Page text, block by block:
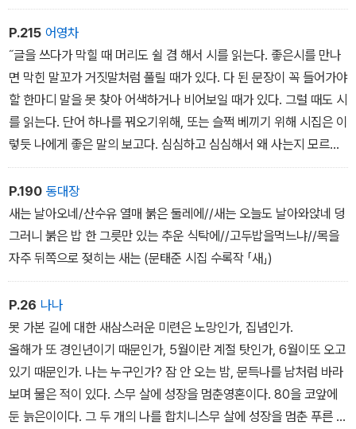
라는 다음과 같은 시이다.
다시 태어나면/무엇이 되고 싶은가/젊은 눈망울들/나를 바라보며 물
었다/다시 태어나면/일잘하는 사내를 만나/깊고 깊은 샨골에서/농사
짓고 살고 싶다/내 대답/돌아가는 길에/그들은 울었다고 전해 들었
다/왜 울었을까/(…)
이렇게 묻고 나서 본질을 향한 회귀본능, 순리에 대한 그리움 때문에
울었을 거라고 해석까지 해놓으셨다.
나는 사람으로 다시 태어나고 싶지 않으니까 다음 세상에하고 싶은
것도 없는 대신 내가 십 년만 더 젊어질 수 있다면꼭 해보고 싶은 게
다. 깊고 깊은 산골에서, 그까짓 마당쇠는 있어도 그만 없어도 그만,
나 혼자 먹고살 만큼의 농사를 짓고 살고 싶다.
깊고 깊은 산골에서 세금 걱정도 안 하고 대통령이 누군지 얼굴도 이
름도 모르고 살고 싶다. 신역이 고되 몸보신 하고 싶으면 기르던 누렁
이라도 잡아먹으며 살다가 어느 날 고요히 땅으로 스미고 싶다.
P.215 어영차
˝글을 쓰다가 막힐 때 머리도 쉴 겸 해서 시를 읽는다. 좋은시를 만나
면 막힌 말꼬가 거짓말처럼 풀릴 때가 있다. 다 된 문장이 꼭 들어가야
할 한마디 말을 못 찾아 어색하거나 비어보일 때가 있다. 그럴 때도 시
를 읽는다. 단어 하나를 꿔오기위해, 또는 슬쩍 베끼기 위해 시집은 이
렇듯 나에게 좋은 말의 보고다. 심심하고 심심해서 왜 사는지 모르겠
을 때도 위로받기 위해 시를 읽는다. 등 따습고 배불러 정신이 돼지처
럼 무디어져 있을 때 시의 가시에 찔려 정신이 번쩍 나고 싶어 시를 읽
는다. 나이 드는 게 쓸쓸하고, 죽을 생각을 하면 무서워서 시를 읽는
다. 꽃 피고 낙엽 지는 걸 되풀이해서 봐온 햇수를 생각하고 이제 죽어
도 여한이 없다고 생각하면서도 내년에 뿌릴 꽃씨를 받는 내가 측은
해서 시를 읽는다.˝
P.190 동대장
새는 날아오네/산수유 열매 붉은 둘레에//새는 오늘도 날아와앉네 덩
그러니 붉은 밥 한 그릇만 있는 추운 식탁에//고두밥을먹느냐//목을
자주 뒤쪽으로 젖히는 새는 (문태준 시집 수록작 「새」)
P.26 나나
못 가본 길에 대한 새삼스러운 미련은 노망인가, 집념인가.
올해가 또 경인년이기 때문인가, 5월이란 계절 탓인가, 6월이또 오고
있기 때문인가. 나는 누구인가? 잠 안 오는 밤, 문득나를 남처럼 바라
보며 물은 적이 있다. 스무 살에 성장을 멈춘영혼이다. 80을 코앞에
둔 늙은이이다. 그 두 개의 나를 합치니스무 살에 성장을 멈춘 푸른 영